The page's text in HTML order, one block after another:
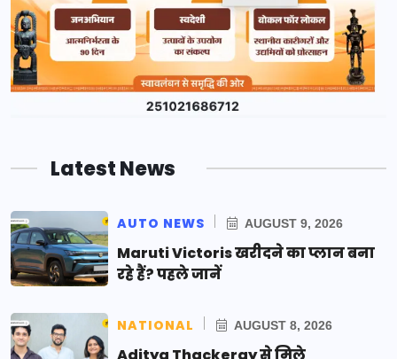
Latest News
AUTO NEWS AUGUST 9, 2026
Maruti Victoris खरीदने का प्लान बना
रहे हैं? पहले जानें
NATIONAL AUGUST 8, 2026
Aditya Thackeray से मिले